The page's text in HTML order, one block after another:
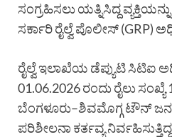
ಸಂಗ್ರಹಿಸಲು ಯತ್ನಿಸಿದ್ದ ವ್ಯಕ್ತಿಯನ್ನು
ಸರ್ಕಾರಿ ರೈಲ್ವೆ ಪೊಲೀಸ್ (GRP)
ರೈಲ್ವೆ ಇಲಾಖೆಯ ಡೆಪ್ಯುಟಿ ಸಿಟಿಐ
01.06.2026 ರಂದು ರೈಲು
ಬೆಂಗಳೂರು–ಶಿವಮೊಗ್ಗ ಟೌನ್
ಪರಿಶೀಲನಾ ಕರ್ತವ್ಯ